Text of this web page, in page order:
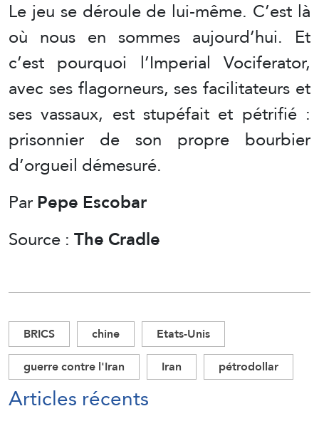
Le jeu se déroule de lui-même. C’est là
où nous en sommes aujourd’hui. Et
c’est pourquoi l’Imperial Vociferator,
avec ses flagorneurs, ses facilitateurs et
ses vassaux, est stupéfait et pétrifié :
prisonnier de son propre bourbier
d’orgueil démesuré.
ParPepe Escobar
Source :The Cradle
BRICS chine
Etats-Unis
guerre contre l'Iran
Iran pétrodollar
Articles récents